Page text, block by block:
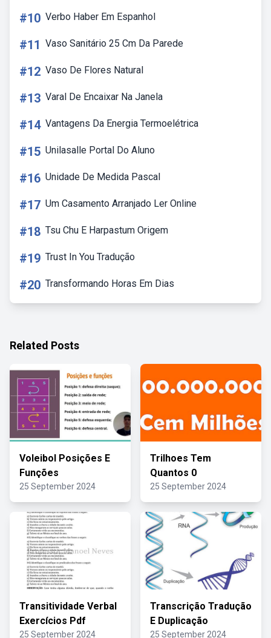
#10 Verbo Haber Em Espanhol
#11 Vaso Sanitário 25 Cm Da Parede
#12 Vaso De Flores Natural
#13 Varal De Encaixar Na Janela
#14 Vantagens Da Energia Termoelétrica
#15 Unilasalle Portal Do Aluno
#16 Unidade De Medida Pascal
#17 Um Casamento Arranjado Ler Online
#18 Tsu Chu E Harpastum Origem
#19 Trust In You Tradução
#20 Transformando Horas Em Dias
Related Posts
Voleibol Posições E
Funções
25 September 2024
Trilhoes Tem
Quantos 0
25 September 2024
Transitividade Verbal
Exercícios Pdf
25 September 2024
Transcrição Tradução
E Duplicação
25 September 2024